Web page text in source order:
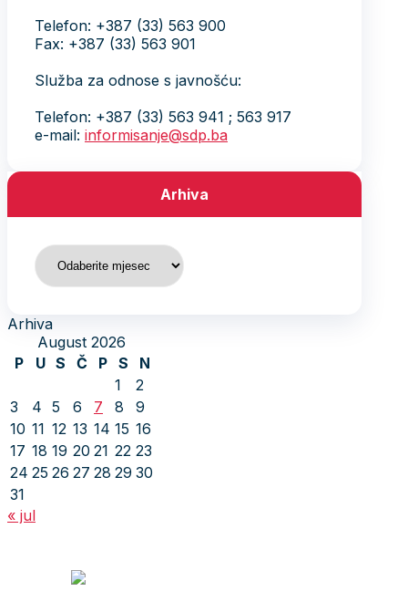
Telefon: +387 (33) 563 900
Fax: +387 (33) 563 901
Služba za odnose s javnošću:
Telefon: +387 (33) 563 941 ; 563 917
e-mail: informisanje@sdp.ba
Arhiva
Arhiva
Arhiva
August 2026
P
U S Č P S
N
1
2
3
4 5 6 7 8
9
10 11 12 13 14 15 16
17 18 19 20 21 22 23
24 25 26 27 28 29 30
31
« jul